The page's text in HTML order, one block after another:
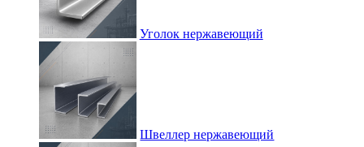
Уголок нержавеющий
Швеллер нержавеющий